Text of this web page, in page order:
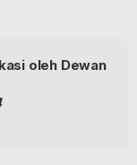
oleh Dewan